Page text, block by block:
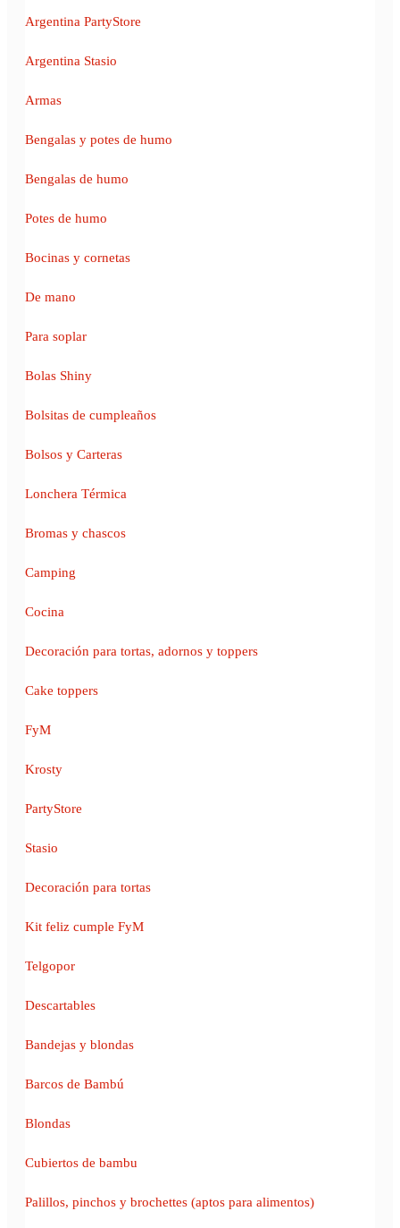
Argentina PartyStore
Argentina Stasio
Armas
Bengalas y potes de humo
Bengalas de humo
Potes de humo
Bocinas y cornetas
De mano
Para soplar
Bolas Shiny
Bolsitas de cumpleaños
Bolsos y Carteras
Lonchera Térmica
Bromas y chascos
Camping
Cocina
Decoración para tortas, adornos y toppers
Cake toppers
FyM
Krosty
PartyStore
Stasio
Decoración para tortas
Kit feliz cumple FyM
Telgopor
Descartables
Bandejas y blondas
Barcos de Bambú
Blondas
Cubiertos de bambu
Palillos, pinchos y brochettes (aptos para alimentos)